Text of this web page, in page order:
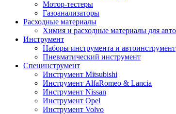
Мотор-тестеры
Газоанализаторы
Расходные материалы
Химия и расходные материалы для
Инструмент
Наборы инструмента и автоинструмент
Пневматический инструмент
Специнструмент
Инструмент Mitsubishi
Инструмент AlfaRomeo & Lancia
Инструмент Nissan
Инструмент Opel
Инструмент Volvo